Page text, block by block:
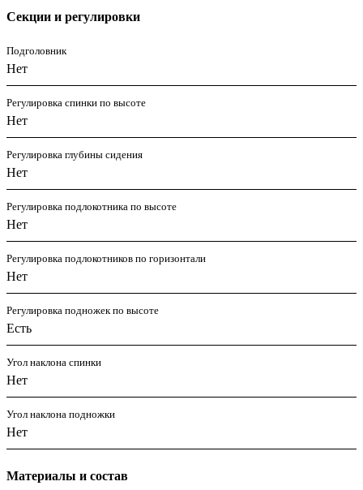
Секции и регулировки
Подголовник
Нет
Регулировка спинки по высоте
Нет
Регулировка глубины сидения
Нет
Регулировка подлокотника по высоте
Нет
Регулировка подлокотников по горизонтали
Нет
Регулировка подножек по высоте
Есть
Угол наклона спинки
Нет
Угол наклона подножки
Нет
Материалы и состав